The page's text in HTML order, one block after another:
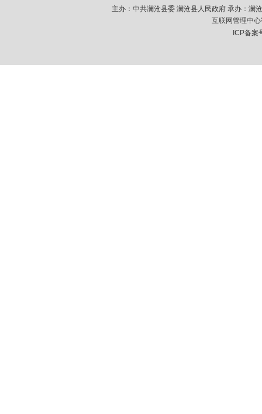
主办：中共澜沧县委 澜沧县人民政府 承办：澜
互联网管理中
ICP备案